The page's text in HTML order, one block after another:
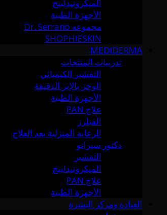
الميكرونيدلينج
الأجهزة الطبية
مجموعة Dr. Serrano
SHOPHIESKIN
MEDIDERMA
تدريبات المنتجات
التقشير الكيميائي
الوخز بالإبر الدقيقة
الأجهزة الطبية
علاج PAN
الفيلرز
الرعاية المنزلية بعد العلاج
دكتور سيرانو
التقشير
الميكرونيدلينج
علاج PAN
الأجهزة الطبية
العيادة ومركز البشرة